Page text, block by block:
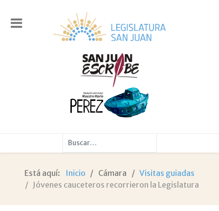
Buscar
Está aquí: Inicio Cámara
Visitas guiadas
Jóvenes cauceteros recorrieron la Legislatura